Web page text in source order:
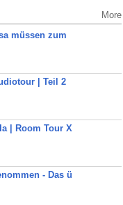
More
müssen zum
| Teil 2
| Room Tour X
- Das ü